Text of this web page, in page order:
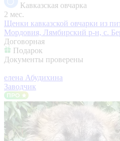
Кавказская овчарка
2 мес.
Щенки кавказской овчарки из
Мордовия, Лямбирский р-н, с.
Договорная
Подарок
Документы проверены
елена Абудихина
Заводчик